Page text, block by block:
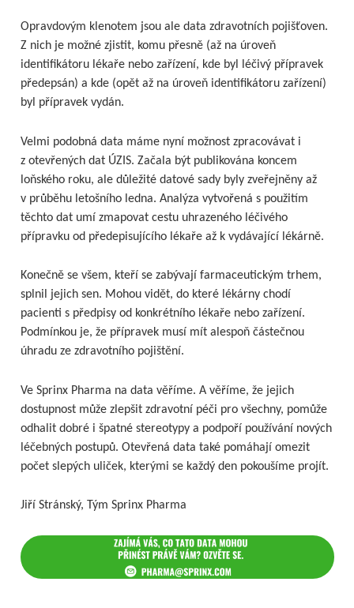
Opravdovým klenotem jsou ale data zdravotních pojišťoven.
Z nich je možné zjistit, komu přesně (až na úroveň
identifikátoru lékaře nebo zařízení, kde byl léčivý přípravek
předepsán) a kde (opět až na úroveň identifikátoru zařízení)
byl přípravek vydán.
Velmi podobná data máme nyní možnost zpracovávat i
z otevřených dat ÚZIS. Začala být publikována koncem
loňského roku, ale důležité datové sady byly zveřejněny až
v průběhu letošního ledna. Analýza vytvořená s použitím
těchto dat umí zmapovat cestu uhrazeného léčivého
přípravku od předepisujícího lékaře až k vydávající lékárně.
Konečně se všem, kteří se zabývají farmaceutickým trhem,
splnil jejich sen. Mohou vidět, do které lékárny chodí
pacienti s předpisy od konkrétního lékaře nebo zařízení.
Podmínkou je, že přípravek musí mít alespoň částečnou
úhradu ze zdravotního pojištění.
Ve Sprinx Pharma na data věříme. A věříme, že jejich
dostupnost může zlepšit zdravotní péči pro všechny, pomůže
odhalit dobré i špatné stereotypy a podpoří používání nových
léčebných postupů. Otevřená data také pomáhají omezit
počet slepých uliček, kterými se každý den pokoušíme projít.
Jiří Stránský, Tým Sprinx Pharma